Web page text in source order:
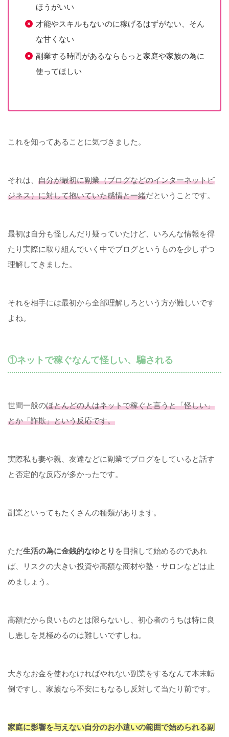
ほうがいい
才能やスキルもないのに稼げるはずがない、そん
な甘くない
副業する時間があるならもっと家庭や家族の為に
使ってほしい
これを知ってあることに気づきました。
それは、 自分が最初に副業（ブログなどのインターネットビ
ジネス）に対して抱いていた感情と一緒だということです。
最初は自分も怪しんだり疑っていたけど、いろんな情報を得
たり実際に取り組んでいく中でブログというものを少しずつ
理解してきました。
それを相手には最初から全部理解しろという方が難しいです
よね。
①ネットで稼ぐなんて怪しい、騙される
世間一般のほとんどの人はネットで稼ぐと言うと「怪しい」
とか「詐欺」という反応です。
実際私も妻や親、友達などに副業でブログをしていると話す
と否定的な反応が多かったです。
副業といってもたくさんの種類があります。
ただ生活の為に金銭的なゆとり を目指して始めるのであれ
ば、リスクの大きい投資や高額な商材や塾・サロンなどは止
めましょう。
高額だから良いものとは限らないし、初心者のうちは特に良
し悪しを見極めるのは難しいですしね。
大きなお金を使わなければやれない副業をするなんて本末転
倒ですし、家族なら不安にもなるし反対して当たり前です。
家庭に影響を与えない自分のお小遣いの範囲で始められる副